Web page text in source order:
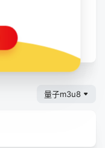
量子m3u8